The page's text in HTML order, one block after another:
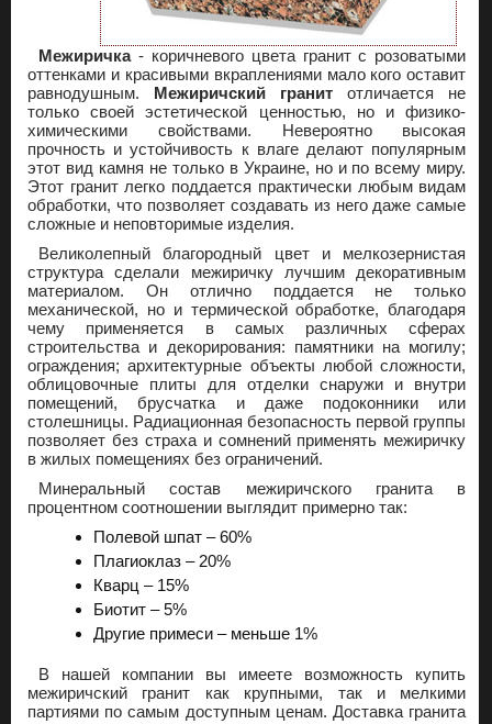
Межиричка- коричневого цвета гранит с розоватыми
оттенками и красивыми вкраплениями мало кого оставит
равнодушным. Межиричский гранит отличается не
только своей эстетической ценностью, но и физико-
химическими свойствами. Невероятно высокая
прочность и устойчивость к влаге делают популярным
этот вид камня не только в Украине, но и по всему миру.
Этот гранит легко поддается практически любым видам
обработки, что позволяет создавать из него даже самые
сложные и неповторимые изделия.
Великолепный благородный цвет и мелкозернистая
структура сделали межиричку лучшим декоративным
материалом. Он отлично поддается не только
механической, но и термической обработке, благодаря
чему применяется в самых различных сферах
строительства и декорирования: памятники на могилу;
ограждения; архитектурные объекты любой сложности,
облицовочные плиты для отделки снаружи и внутри
помещений, брусчатка и даже подоконники или
столешницы. Радиационная безопасность первой группы
позволяет без страха и сомнений применять межиричку
в жилых помещениях без ограничений.
Минеральный состав межиричского гранита в
процентном соотношении выглядит примерно так:
Полевой шпат – 60%
Плагиоклаз – 20%
Кварц – 15%
Биотит – 5%
Другие примеси – меньше 1%
В нашей компании вы имеете возможность купить
межиричский гранит как крупными, так и мелкими
партиями по самым доступным ценам. Доставка гранита